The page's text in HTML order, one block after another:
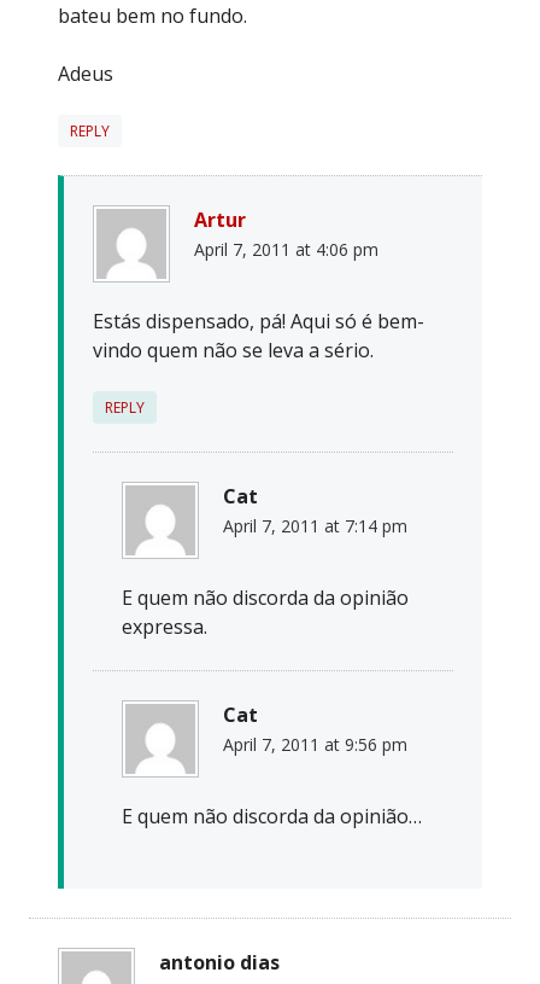
bateu bem no fundo.
Adeus
REPLY
Artur
April 7, 2011 at 4:06 pm
Estás dispensado, pá! Aqui só é bem-
vindo quem não se leva a sério.
REPLY
Cat
April 7, 2011 at 7:14 pm
E quem não discorda da opinião
expressa.
Cat
April 7, 2011 at 9:56 pm
E quem não discorda da opinião…
antonio dias